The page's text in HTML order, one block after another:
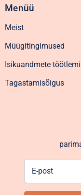
Menüü
Meist
Müügitingimused
Isikuandmete
Tagastamisõigus